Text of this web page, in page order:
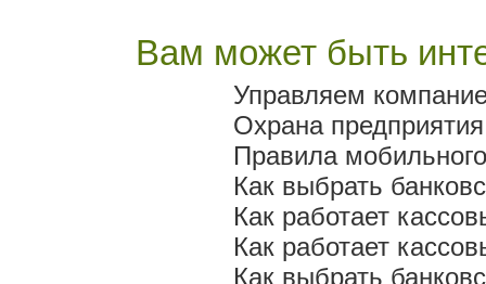
Вам может быть
Управляем
Охрана предприятия
Правила
Как выбрать
Как работает
Как работает
Как выбрать